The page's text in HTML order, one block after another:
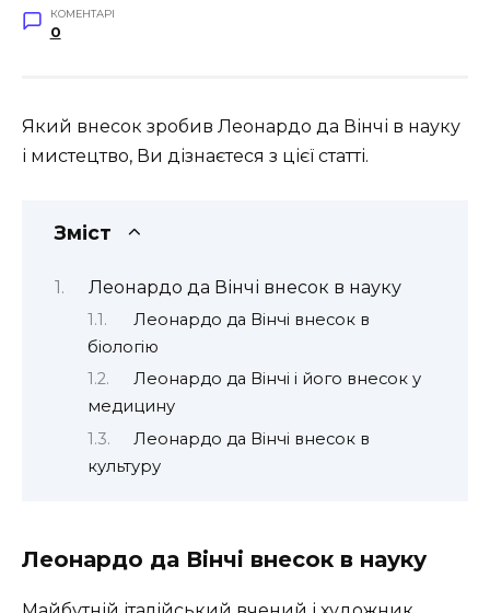
КОМЕНТАРІ
0
Який внесок зробив Леонардо да Вінчі в науку
і мистецтво, Ви дізнаєтеся з цієї статті.
Зміст
Леонардо да Вінчі внесок в науку
Леонардо да Вінчі внесок в
біологію
Леонардо да Вінчі і його внесок у
медицину
Леонардо да Вінчі внесок в
культуру
Леонардо да Вінчі внесок в науку